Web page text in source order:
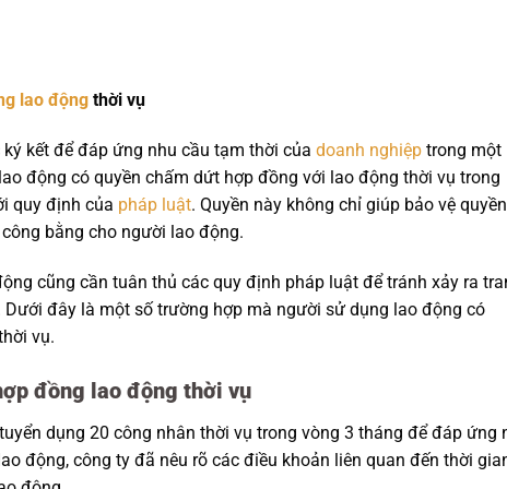
lao động thời vụ
kết để đáp ứng nhu cầu tạm thời của doanh nghiệp trong một
động có quyền chấm dứt hợp đồng với lao động thời vụ trong
quy định của pháp luật. Quyền này không chỉ giúp bảo vệ
bằng cho người lao động.
cũng cần tuân thủ các quy định pháp luật để tránh xảy ra
Dưới đây là một số trường hợp mà người sử dụng lao động có
vụ.
đồng lao động thời vụ
dụng 20 công nhân thời vụ trong vòng 3 tháng để đáp ứng
động, công ty đã nêu rõ các điều khoản liên quan đến thời